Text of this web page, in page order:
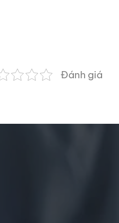
Đánh giá